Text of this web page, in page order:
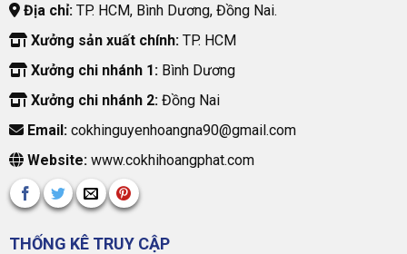
Địa chỉ:TP. HCM, Bình Dương, Đồng Nai.
Xưởng sản xuất chính:TP. HCM
Xưởng chi nhánh 1:Bình Dương
Xưởng chi nhánh 2:Đồng Nai
Email:cokhinguyenhoangna90@gmail.com
Website:www.cokhihoangphat.com
THỐNG KÊ TRUY CẬP